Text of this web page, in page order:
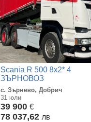
Scania R 500 8x2* 4
ЗЪРНОВОЗ
с. Зърнево, Добрич
31 юли
39 900 €
78 037,62 лв